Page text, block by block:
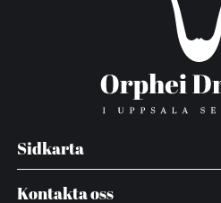
Sidkarta
Kontakta oss